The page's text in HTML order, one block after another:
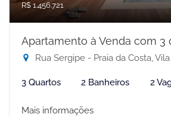
R$ 1.456.721
Apartamento à Venda com 3
Rua Sergipe - Praia da Costa,
3 Quartos 2 Banheiros 2
Mais informações